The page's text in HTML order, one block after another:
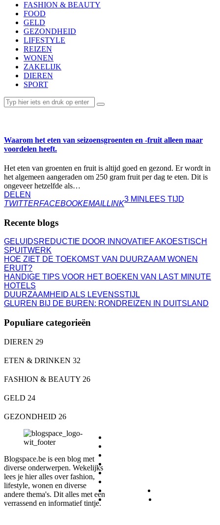
FASHION & BEAUTY
FOOD
GELD
GEZONDHEID
LIFESTYLE
REIZEN
WONEN
ZAKELIJK
DIEREN
SPORT
Waarom het eten van seizoensgroenten en -fruit alleen maar
voordelen heeft.
Het eten van groenten en fruit is altijd goed en gezond. Er wordt in
het algemeen aangeraden om 250 gram fruit per dag te eten. Dit is
ongeveer hetzelfde als…
DELEN
TWITTERFACEBOOKEMAILLINK
3 MIN LEES TIJD
Recente blogs
GELUIDSREDUCTIE DOOR INNOVATIEF AKOESTISCH
SPUITWERK
HOE ZIET DE TOEKOMST VAN DUURZAAM WONEN
ERUIT?
HANDIGE TIPS VOOR HET BOEKEN VAN LAST MINUTE
HOTELS
DUURZAAMHEID ALS LEVENSSTIJL
GLUREN BIJ DE BUREN: RONDREIZEN IN DUITSLAND
Populiare categorieën
DIEREN 29
ETEN & DRINKEN 32
FASHION & BEAUTY 26
GELD 24
GEZONDHEID 26
Blogspace.be is een blog met
diverse onderwerpen. Wekelijks
lees je hier alles over fashion,
lifestyle, wonen en diverse
andere thema's. Dit alles met een
verrassend en informatief tintje.